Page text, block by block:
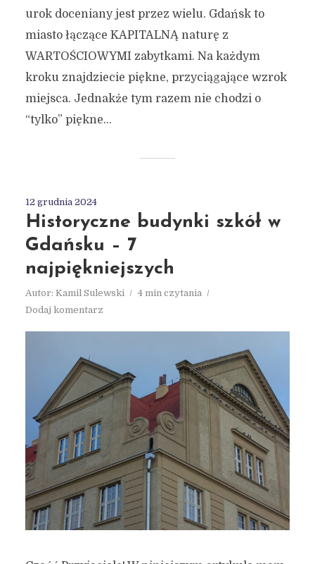
urok doceniany jest przez wielu. Gdańsk to
miasto łączące KAPITALNĄ naturę z
WARTOŚCIOWYMI zabytkami. Na każdym
kroku znajdziecie piękne, przyciągające wzrok
miejsca. Jednakże tym razem nie chodzi o
“tylko” piękne...
12 grudnia 2024
Historyczne budynki szkół w
Gdańsku – 7
najpiękniejszych
Autor: Kamil Sulewski
4 min czytania
Dodaj komentarz